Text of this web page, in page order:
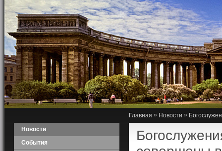
Новости
События
Главная » Новости »